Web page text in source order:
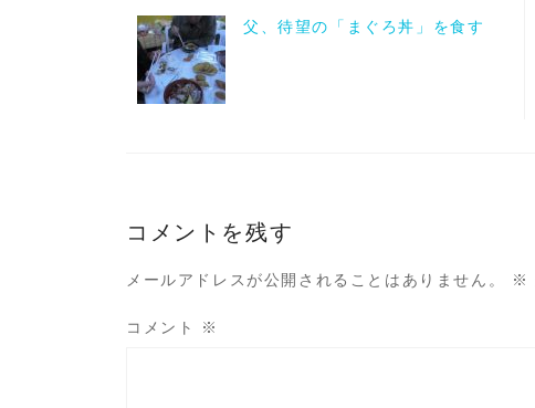
父、待望の「まぐろ丼」を食す
コメントを残す
メールアドレスが公開されることはありません。 ※
コメント ※